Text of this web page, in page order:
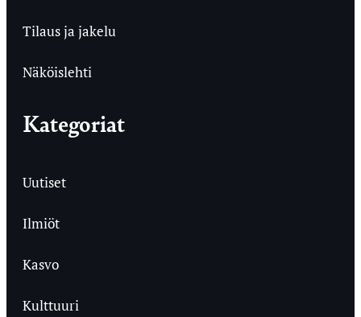
Tilaus ja jakelu
Näköislehti
Kategoriat
Uutiset
Ilmiöt
Kasvo
Kulttuuri